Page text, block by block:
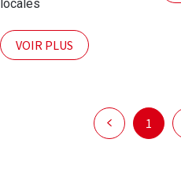
locales
VOIR PLUS
1